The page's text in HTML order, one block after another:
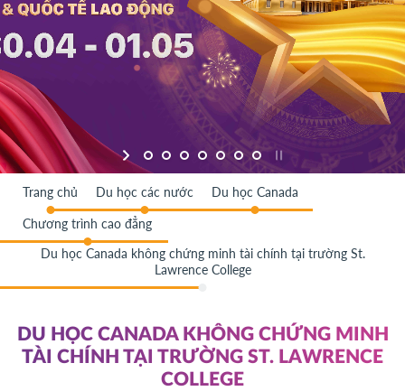
Trang chủ Du học các nước Du học Canada
Chương trình cao đẳng
Du học Canada không chứng minh tài chính tại trường St.
Lawrence College
DU HỌC CANADA KHÔNG CHỨNG MINH
TÀI CHÍNH TẠI TRƯỜNG ST. LAWRENCE
COLLEGE